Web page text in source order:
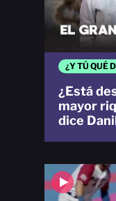
¿Y TÚ QUÉ
¿Está
mayor
dice